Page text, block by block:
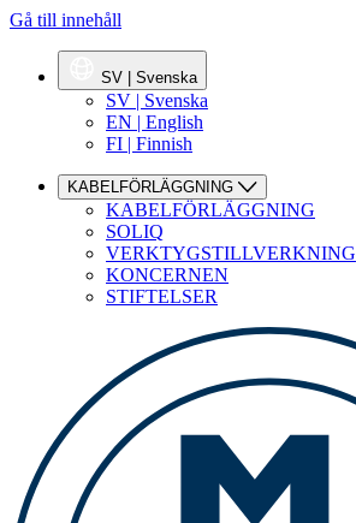
Gå till innehåll
SV | Svenska
SV | Svenska
EN | English
FI | Finnish
KABELFÖRLÄGGNING
KABELFÖRLÄGGNING
SOLIQ
VERKTYGSTILLVERKNING
KONCERNEN
STIFTELSER